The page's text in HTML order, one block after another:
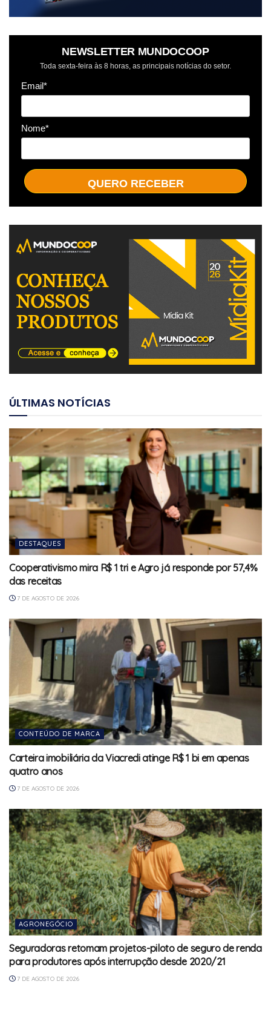
NEWSLETTER MUNDOCOOP
Toda sexta-feira às 8 horas, as principais notícias do setor.
Email*
Nome*
QUERO RECEBER
ÚLTIMAS NOTÍCIAS
DESTAQUES
Cooperativismo mira R$ 1 tri e Agro já responde por 57,4%
das receitas
7 DE AGOSTO DE 2026
CONTEÚDO DE MARCA
Carteira imobiliária da Viacredi atinge R$ 1 bi em apenas
quatro anos
7 DE AGOSTO DE 2026
AGRONEGÓCIO
Seguradoras retomam projetos-piloto de seguro de renda
para produtores após interrupção desde 2020/21
7 DE AGOSTO DE 2026